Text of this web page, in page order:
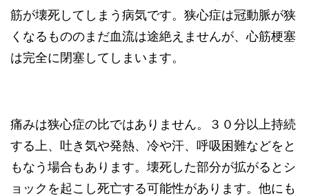
筋が壊死してしまう病気です。狭心症は冠動脈が狭
くなるもののまだ血流は途絶えませんが、心筋梗塞
は完全に閉塞してしまいます。
痛みは狭心症の比ではありません。３０分以上持続
する上、吐き気や発熱、冷や汗、呼吸困難などをと
もなう場合もあります。壊死した部分が拡がるとシ
ョックを起こし死亡する可能性があります。他にも